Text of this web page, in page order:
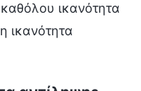
ικανότητα
ικανότητα